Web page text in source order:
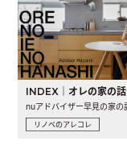
INDEX｜オレの家の話
リノベのアレコレ